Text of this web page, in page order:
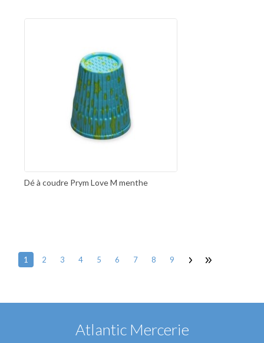
Dé à coudre Prym Love M menthe
1 2 3 4 5 6 7 8 9
Atlantic Mercerie